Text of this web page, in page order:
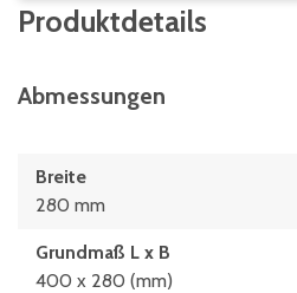
Produktdetails
Abmessungen
Breite
280 mm
Grundmaß L x B
400 x 280 (mm)